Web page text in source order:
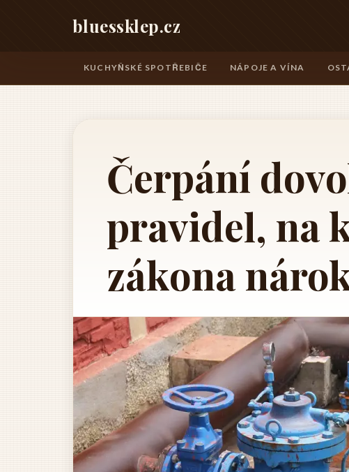
bluessklep.cz
KUCHYŇSKÉ SPOTŘEBIČE NÁPOJE A VÍNA
Čerpání
pravidel, na
zákona